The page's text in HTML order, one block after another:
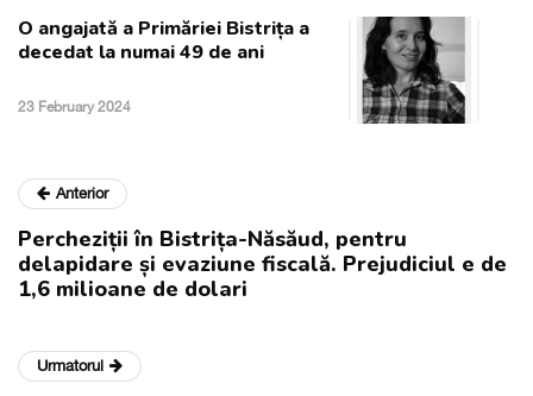
O angajată a Primăriei Bistrița a
decedat la numai 49 de ani
23 February 2024
Anterior
Percheziții în Bistrița-Năsăud, pentru
delapidare și evaziune fiscală. Prejudiciul e de
1,6 milioane de dolari
Urmatorul